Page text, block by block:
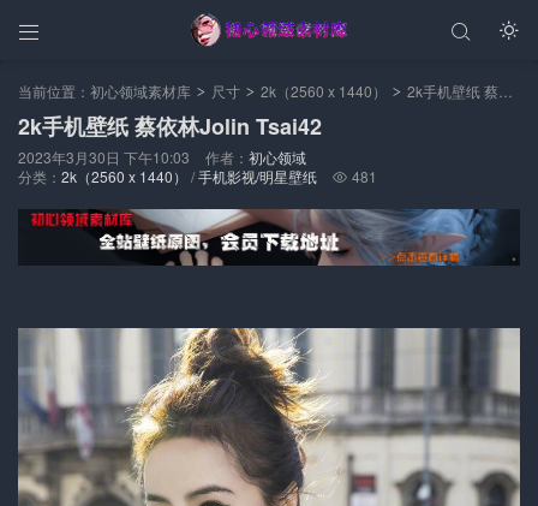
 

当前位置： 初心领域素材库 > 尺寸 > 2k（2560 x 1440） > 2k手机壁纸 蔡依林Jolin Tsai42
2k手机壁纸 蔡依林Jolin Tsai42
2023年3月30日 下午10:03 作者： 初心领域
分类： 2k（2560 x 1440） /手机影视/明星壁纸  481